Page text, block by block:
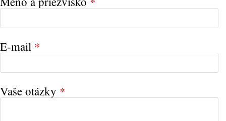
E-mail *
Vaše otázky *